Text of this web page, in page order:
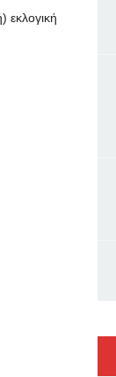
εκλογική